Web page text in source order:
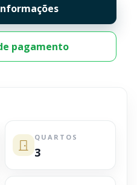
pagamento
QUARTOS
3